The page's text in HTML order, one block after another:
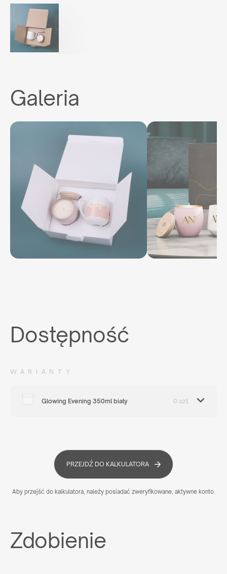
Galeria
Dostępność
WARIANTY
Glowing Evening 350ml biały 0 szt.
PRZEJDŹ DO KALKULATORA
Aby przejść do kalkulatora, należy posiadać zweryfikowane, aktywne konto.
Zdobienie